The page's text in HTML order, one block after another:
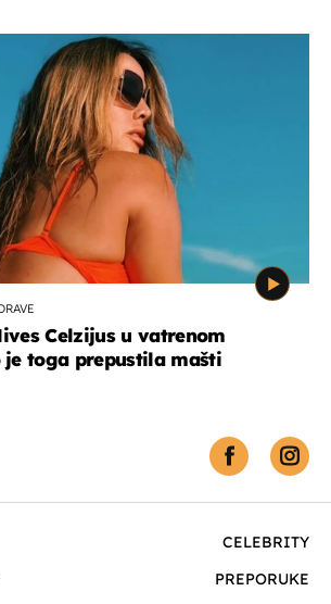
Celzijus u vatrenom
je toga prepustila mašti
CELEBRITY
PREPORUKE